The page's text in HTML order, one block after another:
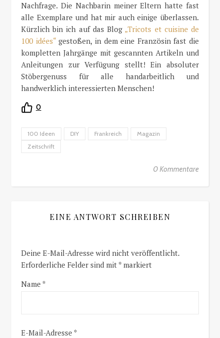
Nachfrage. Die Nachbarin meiner Eltern hatte fast
alle Exemplare und hat mir auch einige überlassen.
Kürzlich bin ich auf das Blog „Tricots et cuisine de
100 idées“gestoßen, in dem eine Französin fast die
kompletten Jahrgänge mit gescannten Artikeln und
Anleitungen zur Verfügung stellt! Ein absoluter
Stöbergenuss für alle handarbeitlich und
handwerklich interessierten Menschen!
0
100 Ideen DIY Frankreich
Magazin
Zeitschrift
0 Kommentare
EINE ANTWORT SCHREIBEN
Deine E-Mail-Adresse wird nicht veröffentlicht.
Erforderliche Felder sind mit * markiert
Name *
E-Mail-Adresse *